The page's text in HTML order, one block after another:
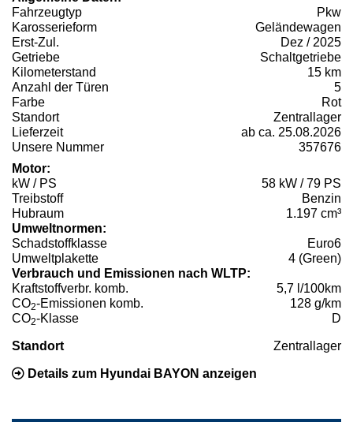
Fahrzeugtyp
Pkw
Karosserieform
Geländewagen
Erst-Zul.
Dez / 2025
Getriebe
Schaltgetriebe
Kilometerstand
15 km
Anzahl der Türen
5
Farbe
Rot
Standort
Zentrallager
Lieferzeit
ab ca. 25.08.2026
Unsere Nummer
357676
Motor:
kW / PS
58 kW / 79 PS
Treibstoff
Benzin
Hubraum
1.197 cm³
Umweltnormen:
Schadstoffklasse
Euro6
Umweltplakette
4 (Green)
Verbrauch und Emissionen nach WLTP:
Kraftstoffverbr. komb.
5,7 l/100km
CO2-Emissionen komb.
128 g/km
CO2-Klasse D
Standort Zentrallager
Details zum Hyundai BAYON anzeigen